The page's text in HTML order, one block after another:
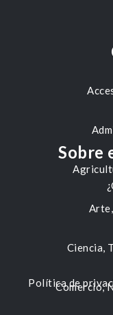
Ciencia,
Comercio,
Sobre
Política de